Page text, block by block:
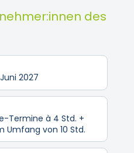
des
2027
Termine à 4 Std. +
Umfang von 10 Std.